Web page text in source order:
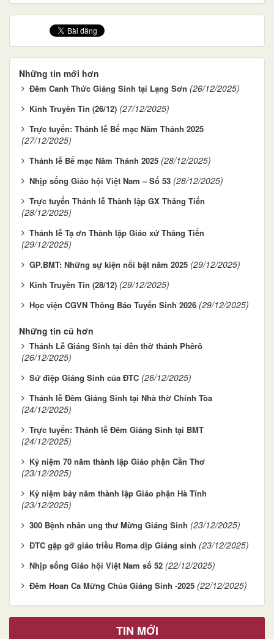
Những tin mới hơn
Đêm Canh Thức Giáng Sinh tại Lạng Sơn (26/12/2025)
Kinh Truyền Tin (26/12) (27/12/2025)
Trực tuyến: Thánh lễ Bế mạc Năm Thánh 2025
(27/12/2025)
Thánh lễ Bế mạc Năm Thánh 2025 (28/12/2025)
Nhịp sống Giáo hội Việt Nam – Số 53 (28/12/2025)
Trực tuyến Thánh lễ Thành lập GX Thăng Tiến
(28/12/2025)
Thánh lễ Tạ ơn Thành lập Giáo xứ Thăng Tiến
(29/12/2025)
GP.BMT: Những sự kiện nổi bật năm 2025 (29/12/2025)
Kinh Truyền Tin (28/12) (29/12/2025)
Học viện CGVN Thông Báo Tuyển Sinh 2026 (29/12/2025)
Những tin cũ hơn
Thánh Lễ Giáng Sinh tại đền thờ thánh Phêrô
(26/12/2025)
Sứ điệp Giáng Sinh của ĐTC (26/12/2025)
Thánh lễ Đêm Giáng Sinh tại Nhà thờ Chính Tòa
(24/12/2025)
Trực tuyến: Thánh lễ Đêm Giáng Sinh tại BMT
(24/12/2025)
Kỷ niệm 70 năm thành lập Giáo phận Cần Thơ
(23/12/2025)
Kỷ niệm bảy năm thành lập Giáo phận Hà Tĩnh
(23/12/2025)
300 Bệnh nhân ung thư Mừng Giáng Sinh (23/12/2025)
ĐTC gặp gỡ giáo triều Roma dịp Giáng sinh (23/12/2025)
Nhịp sống Giáo hội Việt Nam số 52 (22/12/2025)
Đêm Hoan Ca Mừng Chúa Giáng Sinh -2025 (22/12/2025)
TIN MỚI